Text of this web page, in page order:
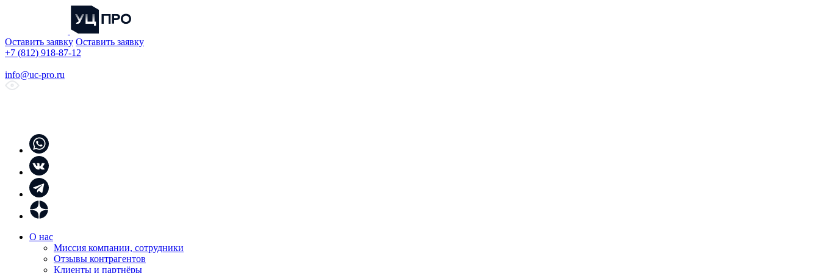
Оставить заявку Оставить заявку
+7 (812) 918-87-12
info@uc-pro.ru
О нас
Миссия компании, сотрудники
Отзывы контрагентов
Клиенты и партнёры